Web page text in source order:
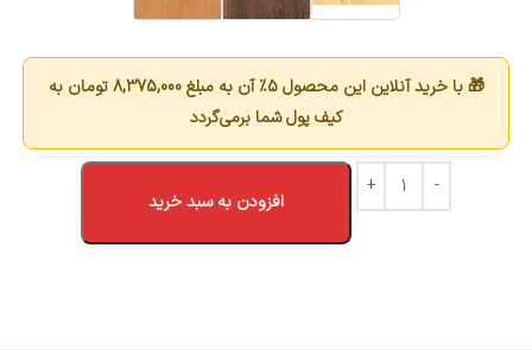
🎁 با خرید آنلاین این محصول 5٪ آن به مبلغ 8,375,000تومان به
کیف پول شما برمی‌گردد
افزودن به سبد خرید